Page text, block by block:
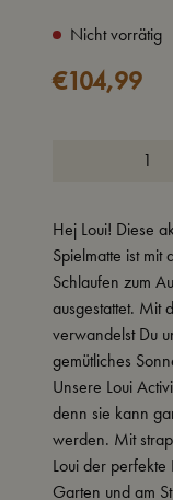
Nicht vorrätig
€104,99
Hej Loui! Diese
Spielmatte ist
Schlaufen zum
ausgestattet. Mit
verwandelst Du
gemütliches
Unsere Loui
denn sie kann
werden. Mit
Loui der perfekte
Garten und am